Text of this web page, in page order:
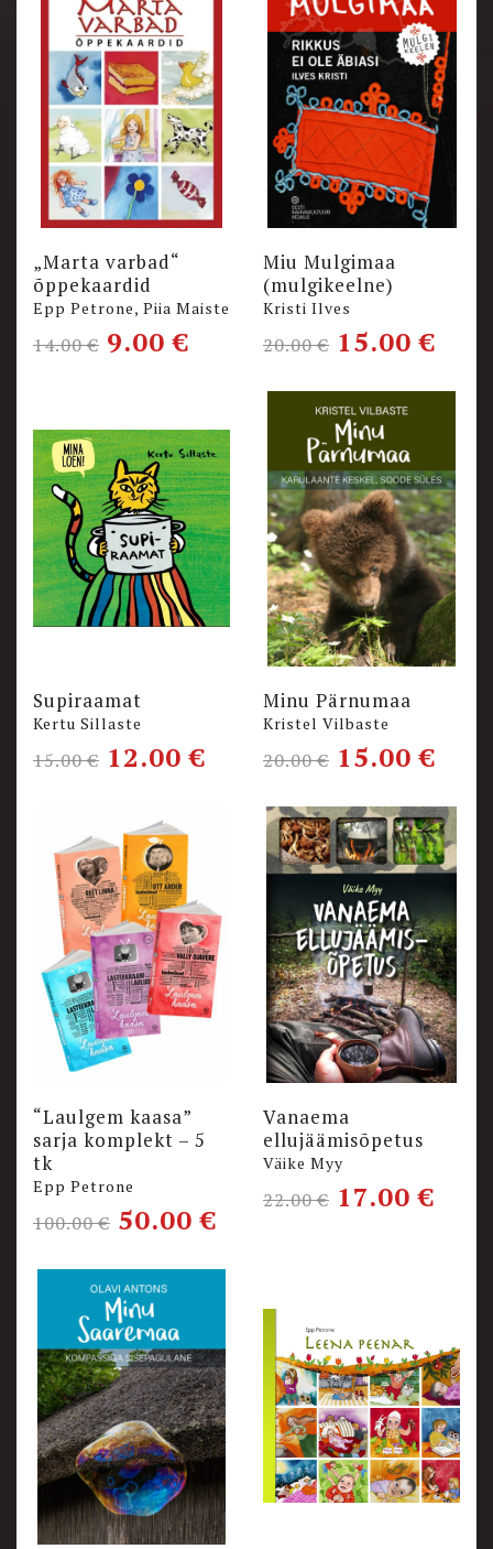
„Marta varbad“
õppekaardid
Epp Petrone, Piia Maiste
14.00€ 9.00€
Miu Mulgimaa
(mulgikeelne)
Kristi Ilves
20.00€ 15.00€
Supiraamat
Kertu Sillaste
15.00€ 12.00€
Minu Pärnumaa
Kristel Vilbaste
20.00€ 15.00€
“Laulgem kaasa”
sarja komplekt – 5
tk
Epp Petrone
100.00€ 50.00€
Vanaema
ellujäämisõpetus
Väike Myy
22.00€ 17.00€